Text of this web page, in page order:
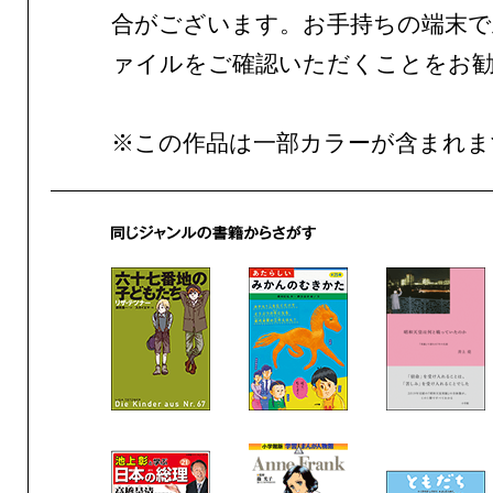
合がございます。お手持ちの端末
ァイルをご確認いただくことをお
※この作品は一部カラーが含まれ